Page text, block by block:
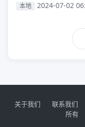
本地 2024-07-02
关于我们 联系我们
所有